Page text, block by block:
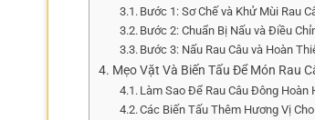
Bước 1: Sơ Chế và Khử Mùi Rau
Bước 2: Chuẩn Bị Nấu và Điều
Bước 3: Nấu Rau Câu và Hoàn
Mẹo Vặt Và Biến Tấu Để Món Rau
Làm Sao Để Rau Câu Đông Hoàn
Các Biến Tấu Thêm Hương Vị